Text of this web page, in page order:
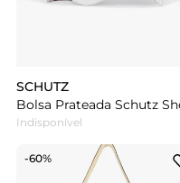
SCHUTZ
Indisponível
-60%